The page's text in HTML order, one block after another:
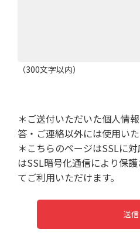
（300文字以内）
＊ご送付いただいた個人情
答・ご連絡以外には使用いた
＊こちらのページはSSLに
はSSL暗号化通信により保
てご利用いただけます。